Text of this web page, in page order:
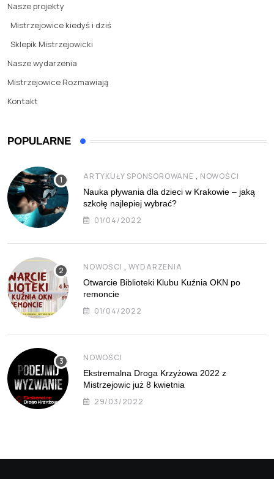
Nasze projekty
Mistrzejowice kiedyś i dziś
Sklepik Mistrzejowicki
Nasze wydarzenia
Mistrzejowice Rozmawiają
Kontakt
POPULARNE
ARTYKUŁY SPONSOROWANE , NOWOŚCI
Nauka pływania dla dzieci w Krakowie – jaką
szkołę najlepiej wybrać?
01/04/2022
NOWOŚCI , WYDARZENIA
Otwarcie Biblioteki Klubu Kuźnia OKN po
remoncie
01/04/2022
NOWOŚCI
Ekstremalna Droga Krzyżowa 2022 z
Mistrzejowic już 8 kwietnia
29/03/2022